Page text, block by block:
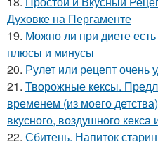
Духовке на Пергаменте
19. Можно ли при диете
плюсы и минусы
20. Рулет или рецепт очень
21. Творожные кексы.
временем (из моего
вкусного, воздушного кекса
22. Сбитень. Напиток